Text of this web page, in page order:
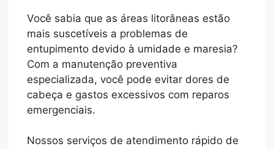
Você sabia que as áreas litorâneas estão
mais suscetíveis a problemas de
entupimento devido à umidade e maresia?
Com a manutenção preventiva
especializada, você pode evitar dores de
cabeça e gastos excessivos com reparos
emergenciais.
Nossos serviços de atendimento rápido de